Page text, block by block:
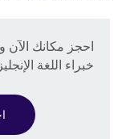
خبراء اللغة